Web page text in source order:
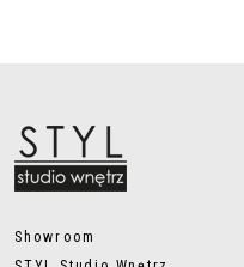
Showroom